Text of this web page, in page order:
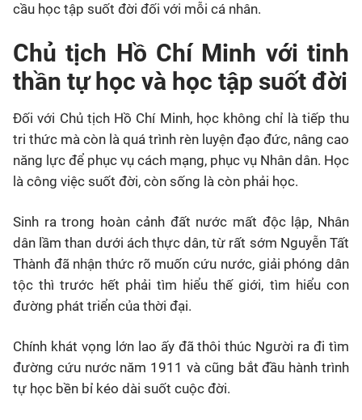
cầu học tập suốt đời đối với mỗi cá nhân.
Chủ tịch Hồ Chí Minh với tinh
thần tự học và học tập suốt đời
Đối với Chủ tịch Hồ Chí Minh, học không chỉ là tiếp thu
tri thức mà còn là quá trình rèn luyện đạo đức, nâng cao
năng lực để phục vụ cách mạng, phục vụ Nhân dân. Học
là công việc suốt đời, còn sống là còn phải học.
Sinh ra trong hoàn cảnh đất nước mất độc lập, Nhân
dân lầm than dưới ách thực dân, từ rất sớm Nguyễn Tất
Thành đã nhận thức rõ muốn cứu nước, giải phóng dân
tộc thì trước hết phải tìm hiểu thế giới, tìm hiểu con
đường phát triển của thời đại.
Chính khát vọng lớn lao ấy đã thôi thúc Người ra đi tìm
đường cứu nước năm 1911 và cũng bắt đầu hành trình
tự học bền bỉ kéo dài suốt cuộc đời.